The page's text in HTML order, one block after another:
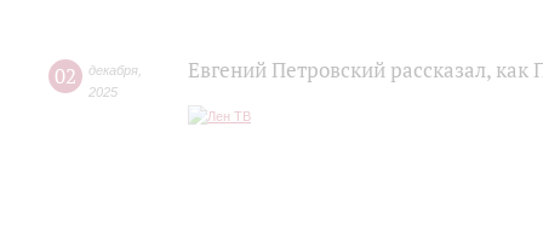
02 декабря
2025
Евгений Петровский рассказал,